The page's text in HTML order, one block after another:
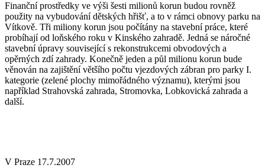
Finanční prostředky ve výši šesti milionů korun budou rovněž
použity na vybudování dětských hřišť, a to v rámci obnovy parku na
Vítkově. Tři miliony korun jsou počítány na stavební práce, které
probíhají od loňského roku v Kinského zahradě. Jedná se náročné
stavební úpravy související s rekonstrukcemi obvodových a
opěrných zdí zahrady. Konečně jeden a půl milionu korun bude
věnován na zajištění většího počtu vjezdových zábran pro parky I.
kategorie (zelené plochy mimořádného významu), kterými jsou
například Strahovská zahrada, Stromovka, Lobkovická zahrada a
další.
V Praze 17.7.2007